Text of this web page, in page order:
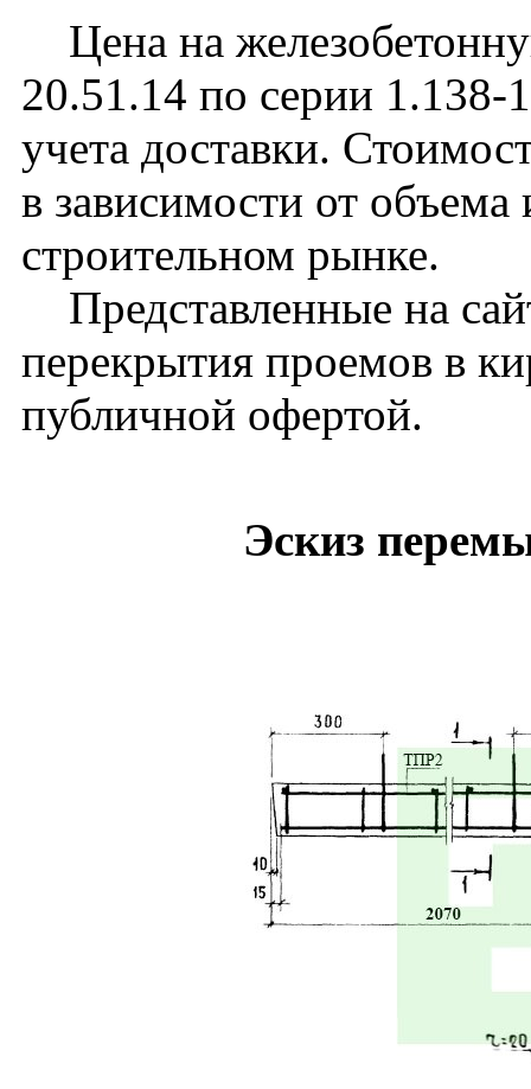
Цена на
20.51.14 по серии 1.138-
учета доставки.
в зависимости от
строительном рынке.
Представленные на
перекрытия проемов в
публичной офертой.
Эскиз